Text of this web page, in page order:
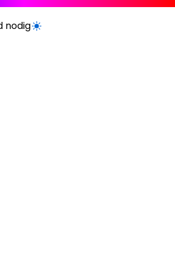
nodigSchakel licht/donker modus